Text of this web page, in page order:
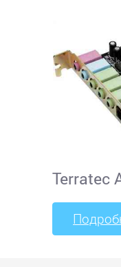
Terratec